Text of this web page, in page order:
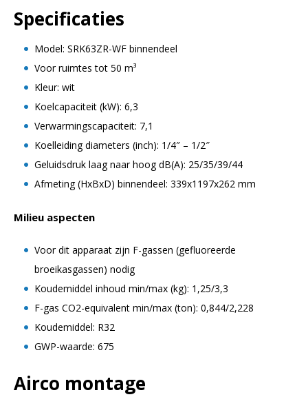
Specificaties
Model: SRK63ZR-WF binnendeel
Voor ruimtes tot 50 m³
Kleur: wit
Koelcapaciteit (kW): 6,3
Verwarmingscapaciteit: 7,1
Koelleiding diameters (inch): 1/4″ – 1/2″
Geluidsdruk laag naar hoog dB(A): 25/35/39/44
Afmeting (HxBxD) binnendeel: 339x1197x262 mm
Milieu aspecten
Voor dit apparaat zijn F-gassen (gefluoreerde
broeikasgassen) nodig
Koudemiddel inhoud min/max (kg): 1,25/3,3
F-gas CO2-equivalent min/max (ton): 0,844/2,228
Koudemiddel: R32
GWP-waarde: 675
Airco montage